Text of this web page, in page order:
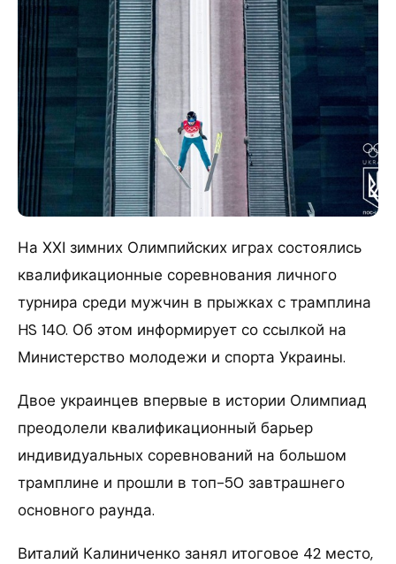
На ХХІ зимних Олимпийских играх состоялись
квалификационные соревнования личного
турнира среди мужчин в прыжках с трамплина
HS 140. Об этом информирует со ссылкой на
Министерство молодежи и спорта Украины.
Двое украинцев впервые в истории Олимпиад
преодолели квалификационный барьер
индивидуальных соревнований на большом
трамплине и прошли в топ-50 завтрашнего
основного раунда.
Виталий Калиниченко занял итоговое 42 место,